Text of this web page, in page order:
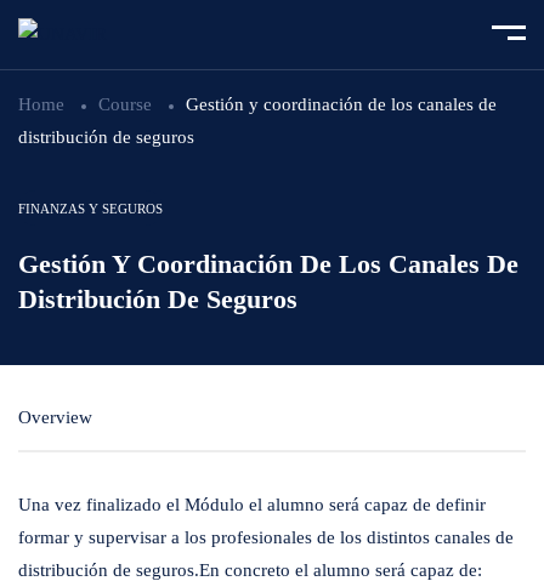
Home Course
Gestión y coordinación de los canales de
distribución de seguros
FINANZAS Y SEGUROS
Gestión Y Coordinación De Los Canales De
Distribución De Seguros
Overview
Una vez finalizado el Módulo el alumno será capaz de definir
formar y supervisar a los profesionales de los distintos canales de
distribución de seguros.En concreto el alumno será capaz de: